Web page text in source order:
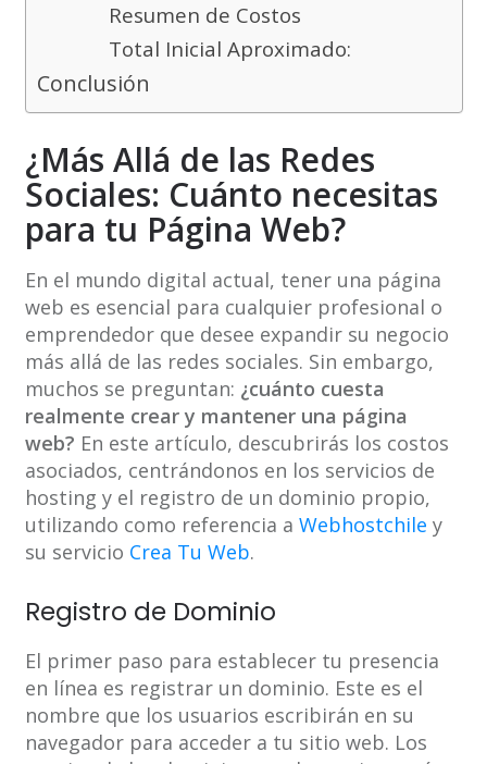
Resumen de Costos
Total Inicial Aproximado:
Conclusión
¿Más Allá de las Redes
Sociales: Cuánto necesitas
para tu Página Web?
En el mundo digital actual, tener una página
web es esencial para cualquier profesional o
emprendedor que desee expandir su negocio
más allá de las redes sociales. Sin embargo,
muchos se preguntan: ¿cuánto cuesta
realmente crear y mantener una página
web? En este artículo, descubrirás los costos
asociados, centrándonos en los servicios de
hosting y el registro de un dominio propio,
utilizando como referencia a Webhostchile y
su servicio Crea Tu Web.
Registro de Dominio
El primer paso para establecer tu presencia
en línea es registrar un dominio. Este es el
nombre que los usuarios escribirán en su
navegador para acceder a tu sitio web. Los